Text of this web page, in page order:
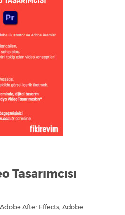
Tasarımcısı
Adobe After Effects, Adobe